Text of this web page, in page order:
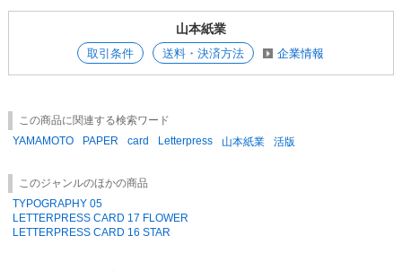
Thank you very much for your understanding and cooperation.
▢日本国内で販売される皆様へ
小売設定価格は参考上代をご参照ください。
ブランド価値の維持と販売店様間での価格の一貫性を保つため、掲載価格
万一、これらのガイドラインと大きく異なる価格設定が確認された場合に
は、状況についてご相談のうえ、今後のお取引について見直しをさせてい
ただく場合がございます。
山本紙業
取引条件 送料・決済方法 企業情報
この商品に関連する検索ワード
YAMAMOTO
PAPER card Letterpress 山本紙業 活版
このジャンルのほかの商品
TYPOGRAPHY 05
LETTERPRESS CARD 17 FLOWER
LETTERPRESS CARD 16 STAR